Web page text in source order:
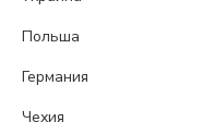
Польша
Германия
Чехия